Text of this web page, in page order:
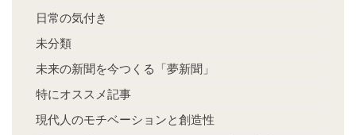
日常の気付き
未分類
未来の新聞を今つくる「夢新聞」
特にオススメ記事
現代人のモチベーションと創造性